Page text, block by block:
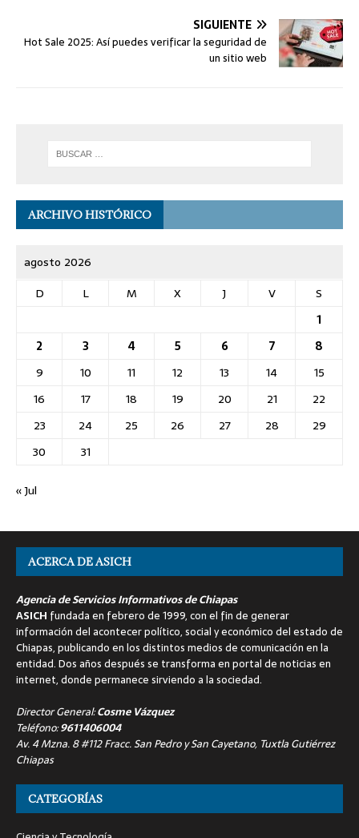
SIGUIENTE
Hot Sale 2025: Así puedes verificar la seguridad de
un sitio web
ARCHIVO HISTÓRICO
agosto 2026
D
L M X J V
S
1
2
3 4 5 6 7
8
9
10 11 12 13 14
15
16
17 18 19 20 21
22
23
24 25 26 27 28
29
30
31
« Jul
ACERCA DE ASICH
Agencia de Servicios Informativos de Chiapas
ASICH fundada en febrero de 1999, con el fin de generar
información del acontecer político, social y económico del estado de
Chiapas, publicando en los distintos medios de comunicación en la
entidad. Dos años después se transforma en portal de noticias en
internet, donde permanece sirviendo a la sociedad.
Director General:Cosme Vázquez
Teléfono:9611406004
Av. 4 Mzna. 8 #112 Fracc. San Pedro y San Cayetano, Tuxtla Gutiérrez
Chiapas
CATEGORÍAS